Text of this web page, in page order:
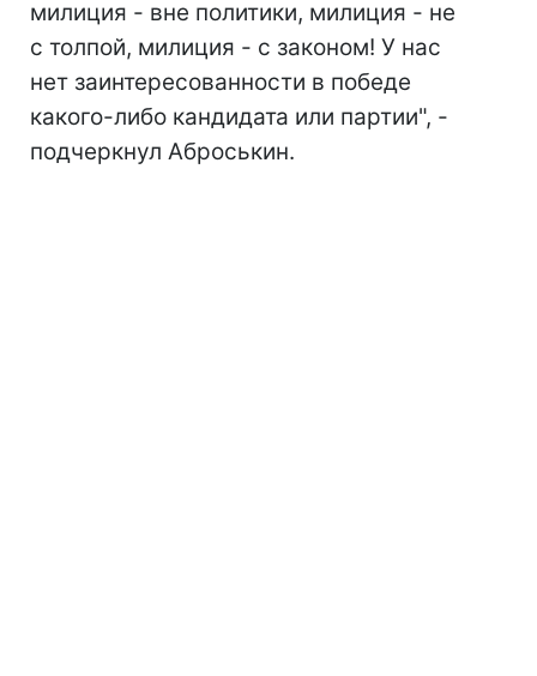
милиция - вне политики, милиция - не
с толпой, милиция - с законом! У нас
нет заинтересованности в победе
какого-либо кандидата или партии", -
подчеркнул Аброськин.